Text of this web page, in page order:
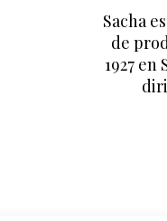
Sacha
de
1927